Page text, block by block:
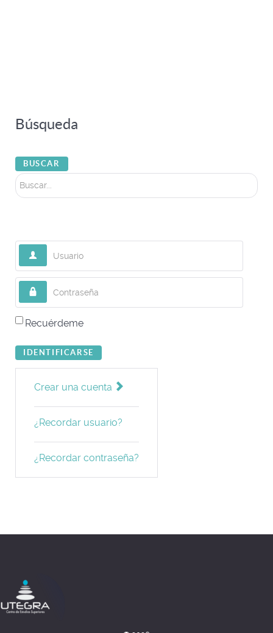
Búsqueda
BUSCAR
Contraseña
Recuérdeme
IDENTIFICARSE
Crear una cuenta
¿Recordar usuario?
¿Recordar contraseña?